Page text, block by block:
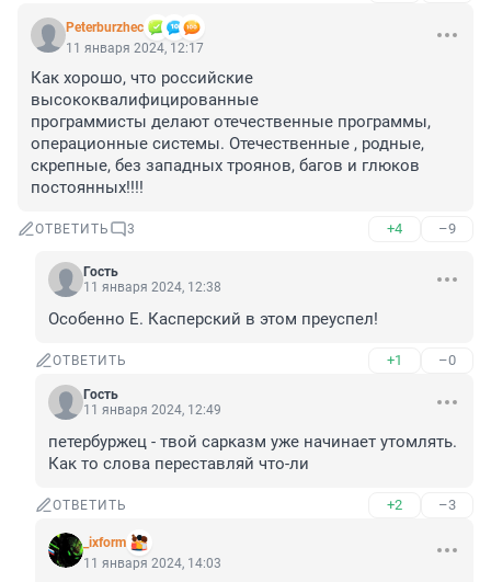
Peterburzhec
11 января 2024, 12:17
Как хорошо, что российские
высококвалифицированные
программисты делают отечественные программы,
операционные системы. Отечественные , родные,
скрепные, без западных троянов, багов и глюков
постоянных!!!!
ОТВЕТИТЬ 3 +4 –9
Гость
11 января 2024, 12:38
Особенно Е. Касперский в этом преуспел!
ОТВЕТИТЬ +1 –0
Гость
11 января 2024, 12:49
петербуржец - твой сарказм уже начинает утомлять.
Как то слова переставляй что-ли
ОТВЕТИТЬ +2 –3
_ixform
11 января 2024, 14:03